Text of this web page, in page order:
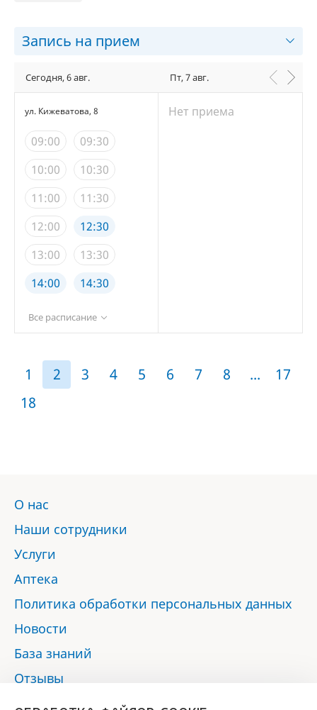
Запись на прием
Сегодня, 6 авг.
ул. Кижеватова, 8
09:00
09:30
10:00
10:30
11:00
11:30
12:00
12:30
13:00
13:30
14:00
14:30
15:00
17:00
17:30
18:00
Все расписание
Пт, 7 авг.
Нет приема
1 2 3 4 5 6 7 8 ...
17
18
О нас
Наши сотрудники
Услуги
Аптека
Политика обработки персональных данных
Новости
База знаний
Отзывы